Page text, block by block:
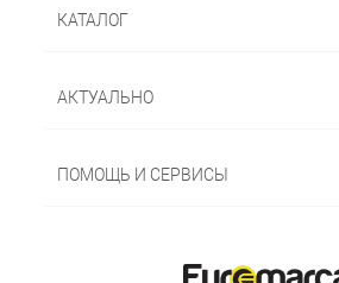
КАТАЛОГ
АКТУАЛЬНО
ПОМОЩЬ И СЕРВИСЫ